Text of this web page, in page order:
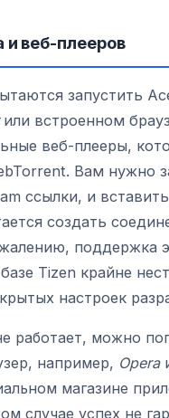
и веб-плееров
запустить
или встроенном
веб-плееры,
Вам нужно
ссылки, и
создать
поддержка
Tizen крайне
настроек
работает, можно
например, Opera
магазине
случае успех не